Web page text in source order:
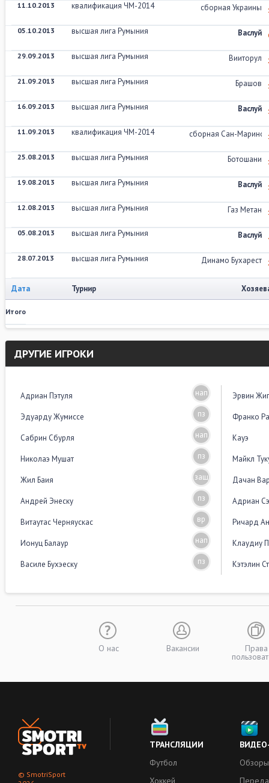
11.10.2013 квалификация ЧМ-2014 сборная Украины
05.10.2013 высшая лига Румыния Васлуй
29.09.2013 высшая лига Румыния Вииторул
21.09.2013 высшая лига Румыния Брашов
16.09.2013 высшая лига Румыния Васлуй
11.09.2013 квалификация ЧМ-2014 сборная Сан-Марино
25.08.2013 высшая лига Румыния Ботошани
19.08.2013 высшая лига Румыния Васлуй
12.08.2013 высшая лига Румыния Газ Метан
05.08.2013 высшая лига Румыния Васлуй
28.07.2013 высшая лига Румыния Динамо Бухарест
Дата Турнир
Итого
ДРУГИЕ ИГРОКИ
Адриан Пэтуля нап Эрвин
Эдуарду Жумиссе пз Франко
Сабрин Сбурля нап Кауэ
Николаэ Мушат пз Майкл
Жил Баия защ Дачан
Андрей Энеску пз Адриан
Витаутас Черняускас вр Ричард
Ионуц Балаур нап Клаудиу
Василе Бухэеску пз Кэтэлин
О нас Вакансии Права
© SmotriSport
ТРАНСЛЯЦИИ
Футбол
Хоккей
Обзоры